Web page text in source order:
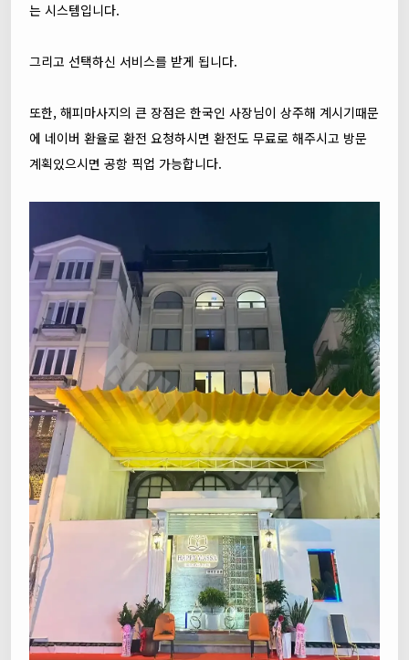
는 시스템입니다.
그리고 선택하신 서비스를 받게 됩니다.
또한, 해피마사지의 큰 장점은 한국인 사장님이 상주해 계시기때문
에 네이버 환율로 환전 요청하시면 환전도 무료로 해주시고 방문
계획있으시면 공항 픽업 가능합니다.